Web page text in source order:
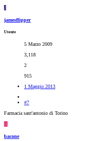
J
jamesflipper
Utente
5 Marzo 2009
3,118
2
915
1 Maggio 2013
#7
Farmacia sant'antonio di Torino
B
bacone